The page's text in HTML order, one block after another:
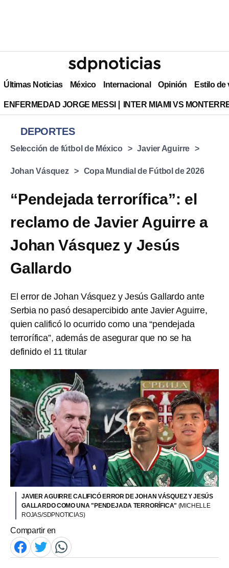
Últimas Noticias México Internacional Opinión Estilo de
ENFERMEDAD JORGE MESSI INTER MIAMI VS
DEPORTES
Selección de fútbol de México Javier Aguirre
⁠Johan Vásquez Copa Mundial de Fútbol de 2026
“Pendejada terrorífica”: el
reclamo de Javier Aguirre a
Johan Vásquez y Jesús
Gallardo
El error de Johan Vásquez y Jesús Gallardo ante
Serbia no pasó desapercibido ante Javier Aguirre,
quien calificó lo ocurrido como una “pendejada
terrorífica”, además de asegurar que no se ha
definido el 11 titular
JAVIER AGUIRRE CALIFICÓ ERROR DE JOHAN VÁSQUEZ Y JESÚS
GALLARDO COMO UNA "PENDEJADA TERRORÍFICA" (MICHELLE
ROJAS/SDPNOTICIAS)
Compartir en